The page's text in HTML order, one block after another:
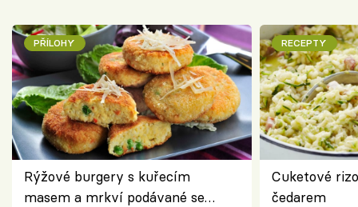
PŘÍLOHY
Rýžové burgery s kuřecím
masem a mrkví podávané se
RECEPTY
Cuketové
čedarem